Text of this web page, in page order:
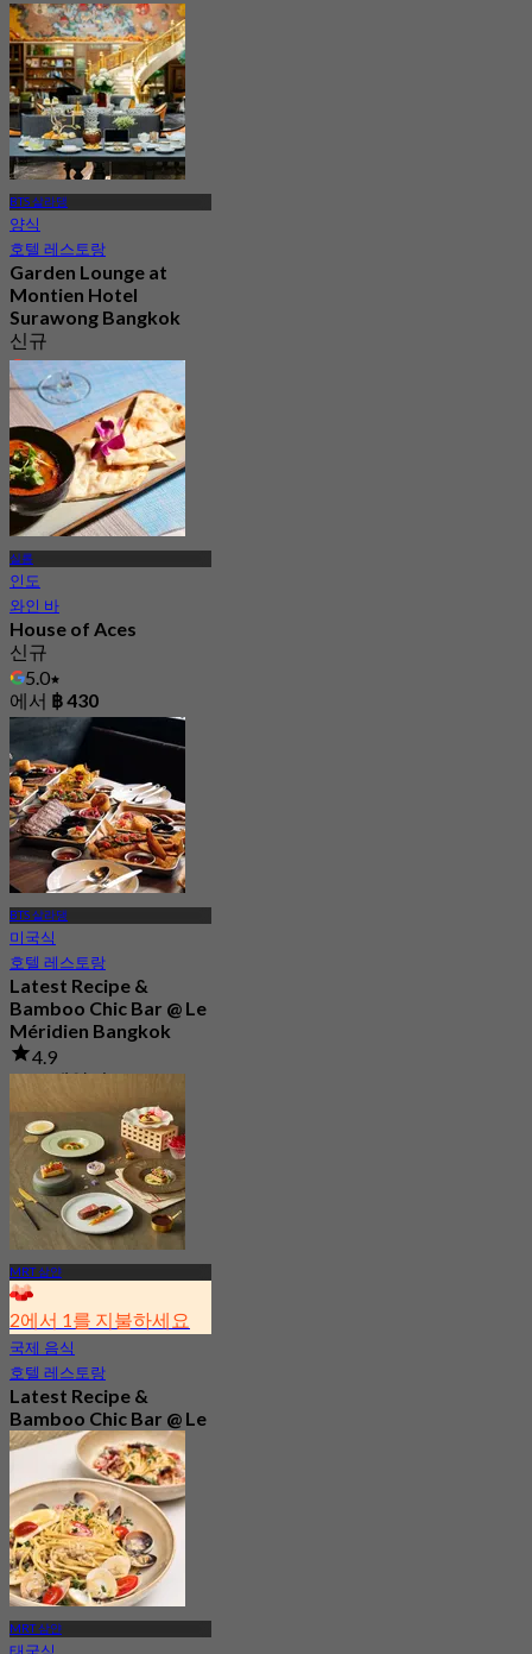
에서฿ 499
BTS 살라댕
양식
호텔 레스토랑
Garden Lounge at
Montien Hotel
Surawong Bangkok
신규
4.2
에서฿ 647.5
실롬
인도
와인 바
House of Aces
신규
5.0
에서 ฿ 430
BTS 살라댕
미국식
호텔 레스토랑
Latest Recipe &
Bamboo Chic Bar @ Le
Méridien Bangkok
4.9
1.8K 예약됨
에서 ฿ 572.5
MRT 삼얀
2에서 1를 지불하세요
국제 음식
호텔 레스토랑
Latest Recipe &
Bamboo Chic Bar @ Le
Méridien Bangkok
985 예약됨
에서฿ 890
MRT 삼얀